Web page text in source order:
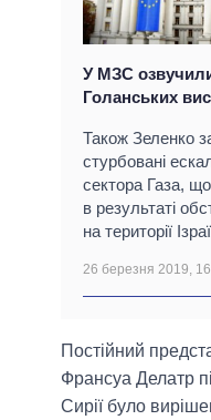
У МЗС
Голанських
Також Зеленко
стурбовані
сектора Газа,
в результаті
на території
26 березня 2019,
Постійний
Франсуа Делатр
Сирії було